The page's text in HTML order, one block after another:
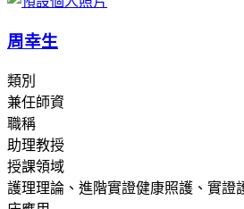
周幸生
類別
兼任師資
職稱
助理教授
授課領域
護理理論、進階實證健康照護、實證